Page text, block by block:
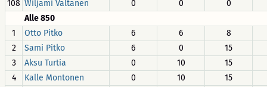
108 Wiljami Valtanen 0 0
0
Alle 850
1
Otto Pitko 6 6
8
2
Sami Pitko 6 0
15
3
Aksu Turtia 0 10
15
4
Kalle Montonen 0 10
15